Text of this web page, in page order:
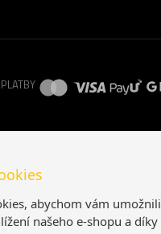
abychom vám umožnili
našeho e-shopu a díky